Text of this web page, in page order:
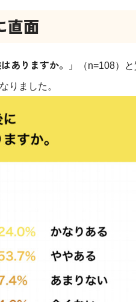
直面
ありますか。」 （n=108）
りました。